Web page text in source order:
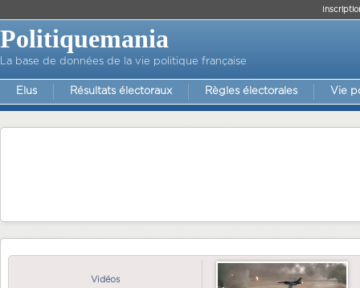
Politiquemania
La base de données de la vie politique française
Elus Résultats électoraux Règles électorales Vie
Vidéos